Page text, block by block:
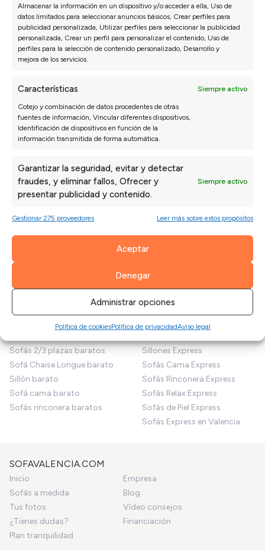
Almacenar la información en un dispositivo y/o acceder a ella, Uso de
datos limitados para seleccionar anuncios básicos, Crear perfiles para
publicidad personalizada, Utilizar perfiles para seleccionar la publicidad
personalizada, Crear un perfil para personalizar el contenido, Uso de
perfiles para la selección de contenido personalizado, Desarrollo y
mejora de los servicios.
Características Siempre activo
Cotejo y combinación de datos procedentes de otras
fuentes de información, Vincular diferentes dispositivos,
Identificación de dispositivos en función de la
información transmitida de forma automática.
Garantizar la seguridad, evitar y detectar
fraudes, y eliminar fallos, Ofrecer y
presentar publicidad y contenido.
Siempre activo
Gestionar 275 proveedores Leer más sobre estos propósitos
Aceptar
Denegar
Administrar opciones
Política de cookiesPolítica de privacidadAviso legal
Sofás 3 Plazas a Medida
Sofás Chaise Longue
Sofás Modulares
Sillones
Sofás Rinconera
Sofás Hostelería
Configurador de sofás
Packs ahorro
Colchones
Canapés y Somieres
Mesitas de noche
Mesas de comedor
Mesas de centro
Sillas
Sofás para perros
SOFÁS
Telas por metros
Cojines
Productos de limpieza
SOFÁS EN OFERTA
Sofás en oferta
Sofás 2/3 plazas baratos
Sofá Chaise Longue barato
Sillón barato
Sofá cama barato
Sofás rinconera baratos
SOFÁS EXPRESS
Sofás Express
Sofás 2/3 plazas Express
Sillones Express
Sofás Cama Express
Sofás Rinconera Express
Sofás Relax Express
Sofás de Piel Express
Sofás Express en Valencia
SOFAVALENCIA.COM
Inicio
Empresa
Sofás a medida
Blog
Tus fotos
Vídeo consejos
¿Tienes dudas?
Financiación
Plan tranquilidad